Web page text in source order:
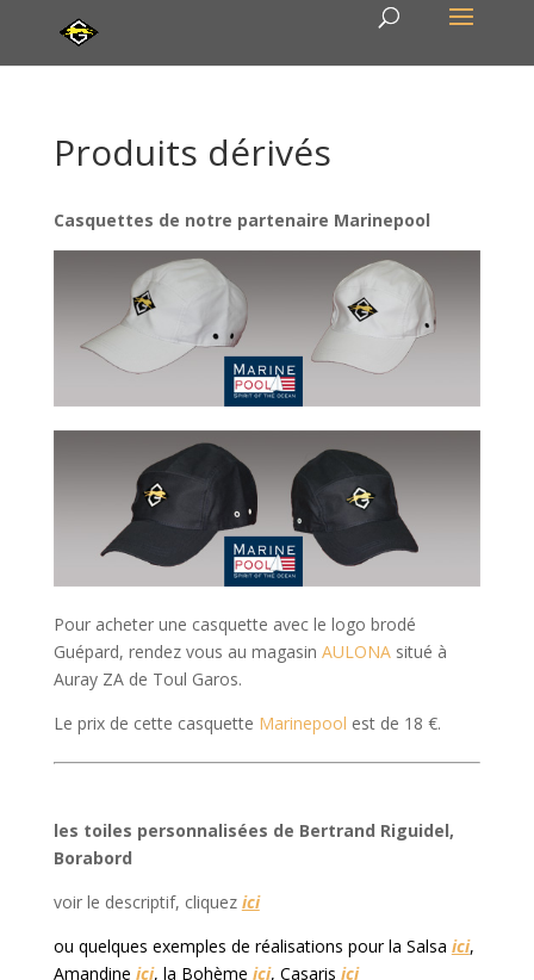
Produits dérivés
Casquettes de notre partenaire Marinepool
Pour acheter une casquette avec le logo brodé
Guépard, rendez vous au magasin AULONAsitué à
Auray ZA de Toul Garos.
Le prix de cette casquette Marinepool est de 18 €.
les toiles personnalisées de Bertrand Riguidel,
Borabord
voir le descriptif, cliquez ici
ou quelques exemples de réalisations pour la Salsa ici,
Amandine ici, la Bohème ici, Casaris ici